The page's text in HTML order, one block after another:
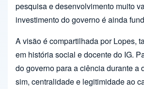
pesquisa e desenvolvimento muito
investimento do governo é ainda
A visão é compartilhada por Lopes,
em história social e docente do IG.
do governo para a ciência durante a
sim, centralidade e legitimidade ao